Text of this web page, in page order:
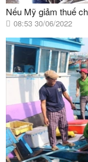
Nếu Mỹ giảm thuế
08:53 30/06/2022